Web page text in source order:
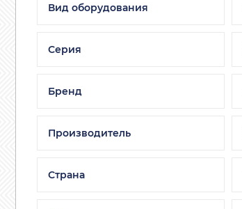
Вид оборудования
Серия
Бренд
Производитель
Страна